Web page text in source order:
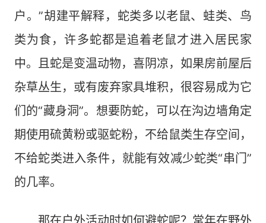
户。”胡建平解释，蛇类多以老鼠、蛙类、鸟
类为食，许多蛇都是追着老鼠才进入居民家
中。且蛇是变温动物，喜阴凉，如果房前屋后
杂草丛生，或有废弃家具堆积，很容易成为它
们的“藏身洞”。想要防蛇，可以在沟边墙角定
期使用硫黄粉或驱蛇粉，不给鼠类生存空间，
不给蛇类进入条件，就能有效减少蛇类“串门”
的几率。